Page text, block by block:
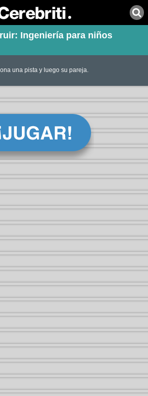
Ingeniería para niños
una pista y luego su pareja.